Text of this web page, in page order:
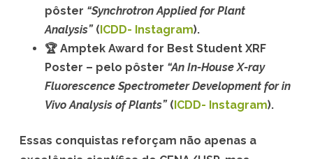
r
ê
m
i
o
I
pôster “Synchrotron Applied for Plant
Analysis”(ICDD- Instagram).
🏆 Amptek Award for Best Student XRF
Poster – pelo pôster “An In-House X-ray
Fluorescence Spectrometer Development for in
Vivo Analysis of Plants”(ICDD- Instagram).
Essas conquistas reforçam não apenas a